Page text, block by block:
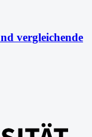
vergleichende